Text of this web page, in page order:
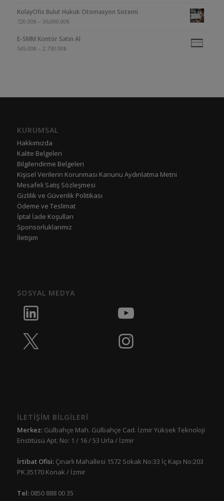
4.00oy aldı
KolayOfis Bulut Hukuk Otomasyon Sistemi
720.00₺ – 36,000.00₺
E-SMM Kontör Satın Al
545.00₺ – 2,730.00₺
KURUMSAL
Hakkımızda
Kalite Belgeleri
Bilgilendirme Belgeleri
Kişisel Verilerin Korunması Kanunu Aydınlatma Metni
Mesafeli Satış Sözleşmesi
Gizlilik ve Güvenlik Politikası
Ödeme ve Teslimat
İptal İade Koşulları
Sponsorluklarımız
İletişim
SOSYAL MEDYA
İLETİŞİM BİLGİLERİ
Merkez:Gülbahçe Mah. Gülbahçe Cad. İzmir Yüksek Teknoloji
Enstitüsü Apt. No: 1 / 16 / 53 Urla / İzmir
İrtibat Ofisi: Çınarlı Mahallesi 1572 Sokak No:33 İç Kapı No:203
PK.35170 Konak / İzmir
Tel:0850 888 00 35